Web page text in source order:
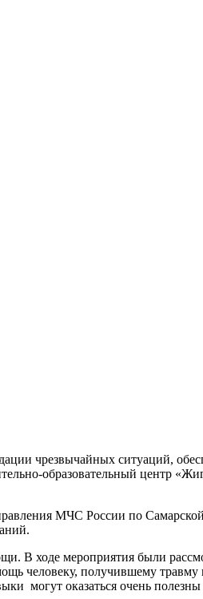
чрезвычайных ситуаций,
образовательный центр
МЧС России по
В ходе мероприятия были
человеку, получившему
могут оказаться очень полезны